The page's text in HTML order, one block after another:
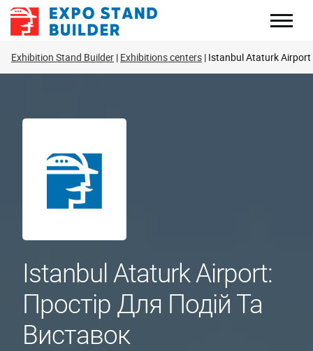
Перейти
Exhibition Stand Builder Exhibitions centers Istanbul Ataturk Airport
Istanbul Ataturk Airport:
Простір Для Подій Та
Виставок